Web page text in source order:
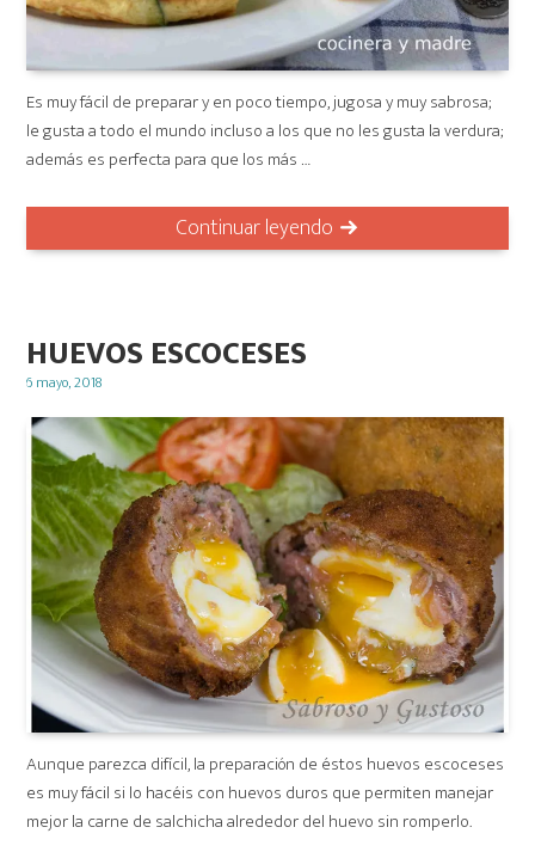
Es muy fácil de preparar y en poco tiempo, jugosa y muy sabrosa;
le gusta a todo el mundo incluso a los que no les gusta la verdura;
además es perfecta para que los más …
Continuar leyendo
HUEVOS ESCOCESES
Posted
6 mayo, 2018
Aunque parezca difícil, la preparación de éstos huevos escoceses
es muy fácil si lo hacéis con huevos duros que permiten manejar
mejor la carne de salchicha alrededor del huevo sin romperlo.